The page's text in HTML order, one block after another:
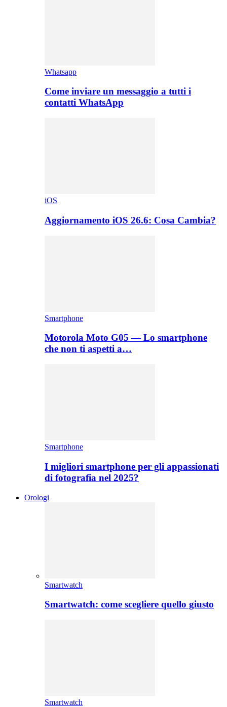
Whatsapp
Come inviare un messaggio a tutti i
contatti WhatsApp
iOS
Aggiornamento iOS 26.6: Cosa Cambia?
Smartphone
Motorola Moto G05 — Lo smartphone
che non ti aspetti a…
Smartphone
I migliori smartphone per gli appassionati
di fotografia nel 2025?
Orologi
Smartwatch
Smartwatch: come scegliere quello giusto
Smartwatch